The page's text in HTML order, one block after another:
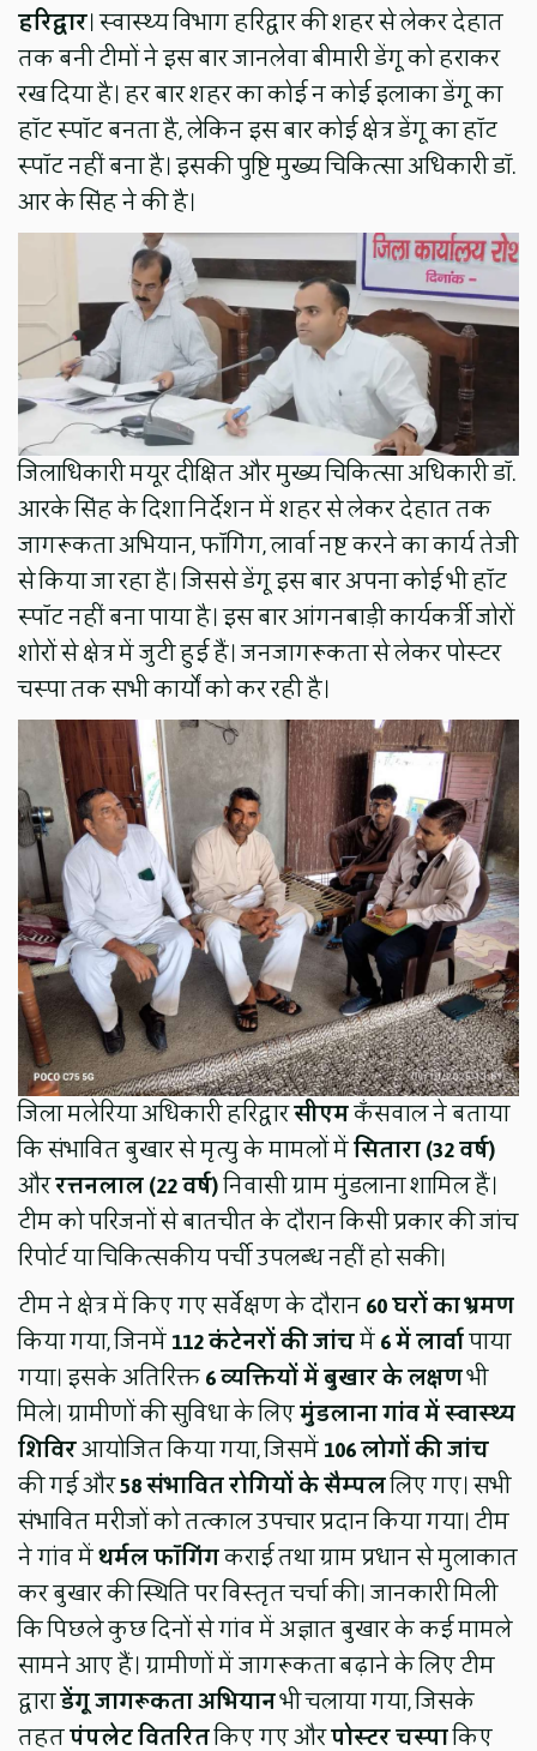
हरिद्वार। स्वास्थ्य विभाग हरिद्वार की शहर से लेकर देहात
तक बनी टीमों ने इस बार जानलेवा बीमारी डेंगू को हराकर
रख दिया है। हर बार शहर का कोई न कोई इलाका डेंगू का
हॉट स्पॉट बनता है, लेकिन इस बार कोई क्षेत्र डेंगू का हॉट
स्पॉट नहीं बना है। इसकी पुष्टि मुख्य चिकित्सा अधिकारी डॉ.
आर के सिंह ने की है।
जिलाधिकारी मयूर दीक्षित और मुख्य चिकित्सा अधिकारी डॉ.
आरके सिंह के दिशा निर्देशन में शहर से लेकर देहात तक
जागरूकता अभियान, फॉगिंग, लार्वा नष्ट करने का कार्य तेजी
से किया जा रहा है। जिससे डेंगू इस बार अपना कोई भी हॉट
स्पॉट नहीं बना पाया है। इस बार आंगनबाड़ी कार्यकर्त्री जोरों
शोरों से क्षेत्र में जुटी हुई हैं। जनजागरूकता से लेकर पोस्टर
चस्पा तक सभी कार्यों को कर रही है।
जिला मलेरिया अधिकारी हरिद्वारसीएमकँसवाल ने बताया
कि संभावित बुखार से मृत्यु के मामलों मेंसितारा (32 वर्ष)
औररत्तनलाल (22 वर्ष)निवासी ग्राम मुंडलाना शामिल हैं।
टीम को परिजनों से बातचीत के दौरान किसी प्रकार की जांच
रिपोर्ट या चिकित्सकीय पर्ची उपलब्ध नहीं हो सकी।
टीम ने क्षेत्र में किए गए सर्वेक्षण के दौरान60 घरों का भ्रमण
किया गया, जिनमें112 कंटेनरों की जांचमें6 में लार्वापाया
गया। इसके अतिरिक्त6 व्यक्तियों में बुखार के लक्षणभी
मिले। ग्रामीणों की सुविधा के लिएमुंडलाना गांव में स्वास्थ्य
शिविरआयोजित किया गया, जिसमें106 लोगों की जांच
की गई और58 संभावित रोगियों के सैम्पललिए गए। सभी
संभावित मरीजों को तत्काल उपचार प्रदान किया गया। टीम
ने गांव मेंथर्मल फॉगिंगकराई तथा ग्राम प्रधान से मुलाकात
कर बुखार की स्थिति पर विस्तृत चर्चा की। जानकारी मिली
कि पिछले कुछ दिनों से गांव में अज्ञात बुखार के कई मामले
सामने आए हैं। ग्रामीणों में जागरूकता बढ़ाने के लिए टीम
द्वाराडेंगू जागरूकता अभियानभी चलाया गया, जिसके
तहतपंपलेट वितरितकिए गए औरपोस्टर चस्पाकिए